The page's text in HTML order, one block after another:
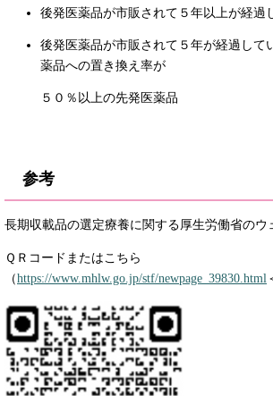
後発医薬品が市販されて５年以上が経過
後発医薬品が市販されて５年が経過して
薬品への置き換え率が
５０％以上の先発医薬品
参考
長期収載品の選定療養に関する厚生労働省のウ
ＱＲコードまたはこちら
（https://www.mhlw.go.jp/stf/newpage_39830.html